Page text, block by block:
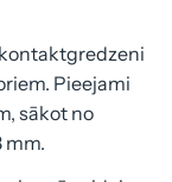
Pieejami
sākot no
mm.